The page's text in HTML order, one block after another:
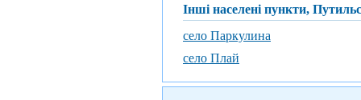
Інші населені пункти,
село Паркулина
село Плай